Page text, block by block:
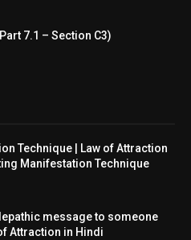
7.1 – Section C3)
Technique | Law of Attraction
Manifestation Technique
message to someone
Attraction in Hindi